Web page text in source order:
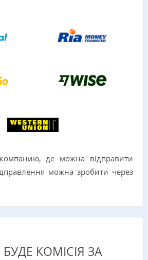
де можна відправити
можна зробити через
КОМІСІЯ ЗА